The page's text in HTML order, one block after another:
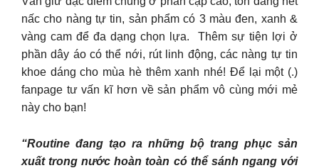
nấc cho nàng tự tin, sản phẩm có 3 màu đen, xanh &
vàng cam để đa dạng chọn lựa. ​ Thêm sự tiện lợi ở
phần dây áo có thể nới, rút linh động, các nàng tự tin
khoe dáng cho mùa hè thêm xanh nhé!​ Để lại một (.)
fanpage tư vấn kĩ hơn về sản phẩm vô cùng mới mẻ
này cho bạn!​
“Routine đang tạo ra những bộ trang phục sản
xuất trong nước hoàn toàn có thể sánh ngang với